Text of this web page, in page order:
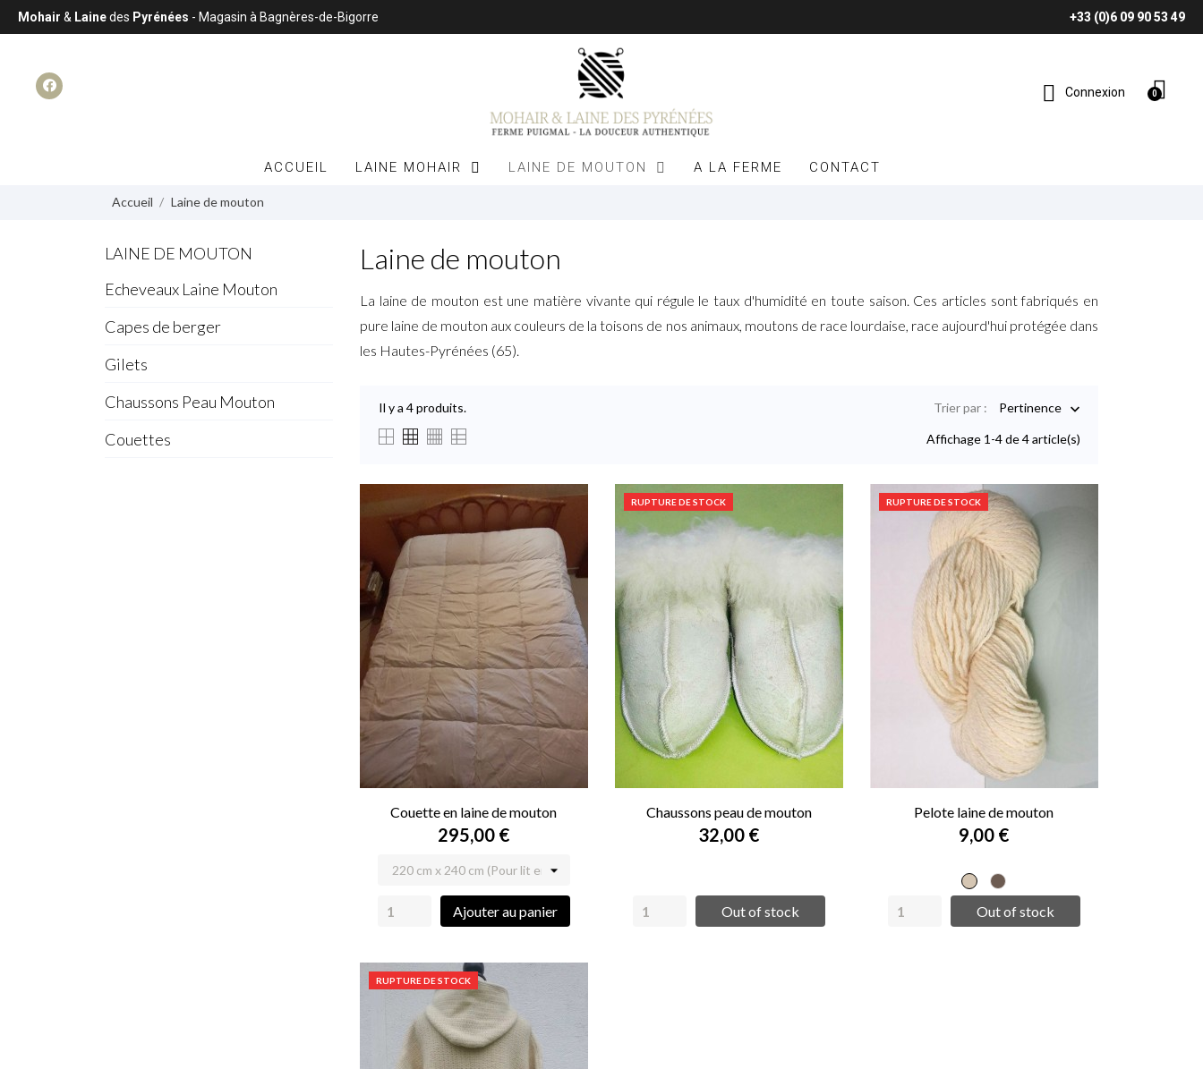
Mohair & Lainedes Pyrénées - Magasin à Bagnères-de-Bigorre +33 (0)6 09 90 53 49
Connexion
ACCUEIL LAINE MOHAIR LAINE DE MOUTON A LA FERME CONTACT
Accueil Laine de mouton
LAINE DE MOUTON
Echeveaux Laine Mouton
Capes de berger
Gilets
Chaussons Peau Mouton
Couettes
Laine de mouton
La laine de mouton est une matière vivante qui régule le taux d'humidité en toute saison. Ces articles sont fabriqués en
pure laine de mouton aux couleurs de la toisons de nos animaux, moutons de race lourdaise, race aujourd'hui protégée dans
les Hautes-Pyrénées (65).
Il y a 4 produits. Trier par : Pertinence 
Affichage 1-4 de 4 article(s)
Couette en laine de mouton
295,00 €
Ajouter au panier
RUPTURE DE STOCK
Chaussons peau de mouton
32,00 €
Out of stock
RUPTURE DE STOCK
Pelote laine de mouton
9,00 €
EcruMarron
Out of stock
RUPTURE DE STOCK